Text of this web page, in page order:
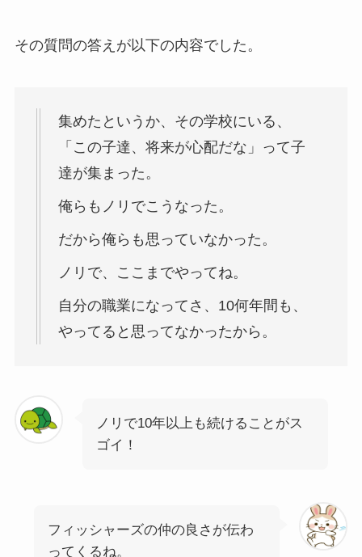
その質問の答えが以下の内容でした。
集めたというか、その学校にいる、
「この子達、将来が心配だな」って子
達が集まった。
俺らもノリでこうなった。
だから俺らも思っていなかった。
ノリで、ここまでやってね。
自分の職業になってさ、10何年間も、
やってると思ってなかったから。
ノリで10年以上も続けることがス
ゴイ！
フィッシャーズの仲の良さが伝わ
ってくるね。